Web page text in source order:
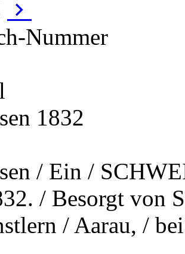
Nummer
1832
/ Ein /
/ Besorgt von
/ Aarau, /